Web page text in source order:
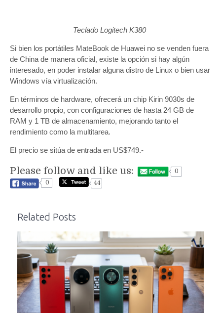
Teclado Logitech K380
Si bien los portátiles MateBook de Huawei no se venden fuera
de China de manera oficial, existe la opción si hay algún
interesado, en poder instalar alguna distro de Linux o bien usar
Windows vía virtualización.
En términos de hardware, ofrecerá un chip Kirin 9030s de
desarrollo propio, con configuraciones de hasta 24 GB de
RAM y 1 TB de almacenamiento, mejorando tanto el
rendimiento como la multitarea.
El precio se sitúa de entrada en US$749.-
Please follow and like us:
0
0
44
Related Posts